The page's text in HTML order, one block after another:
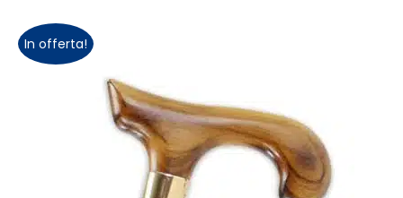
In offerta!